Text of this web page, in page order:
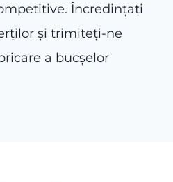
Încredințați
și trimiteți-ne
a bucșelor